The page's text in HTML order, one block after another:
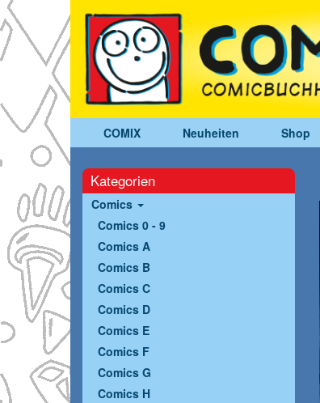
COMIX Neuheiten Shop
Kategorien
Comics
Comics 0 - 9
Comics A
Comics B
Comics C
Comics D
Comics E
Comics F
Comics G
Comics H